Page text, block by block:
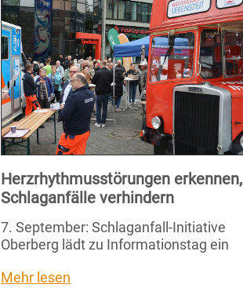
Herzrhythmusstörungen erkennen,
Schlaganfälle verhindern
7. September: Schlaganfall-Initiative
Oberberg lädt zu Informationstag ein
Mehr lesen